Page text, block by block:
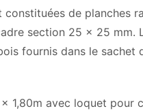
de planches
section 25 x 25 mm.
fournis dans le sachet
1,80m avec loquet pour